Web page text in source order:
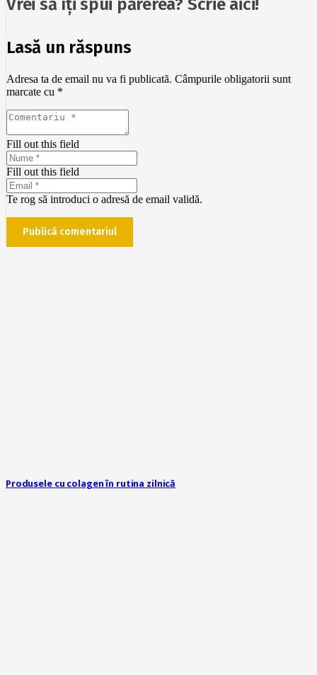
Vrei să îți spui părerea? Scrie aici!
Lasă un răspuns
Adresa ta de email nu va fi publicată. Câmpurile obligatorii sunt
marcate cu *
Fill out this field
Fill out this field
Te rog să introduci o adresă de email validă.
Publică comentariul
Produsele cu colagen în rutina zilnică